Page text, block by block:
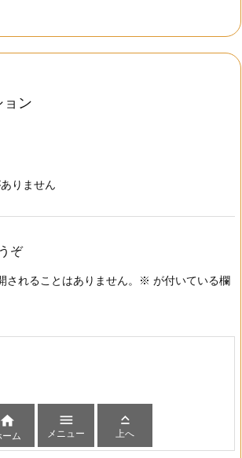
ョン
りません
ぞ
されることはありません。 ※ が付いている欄

ーム

メニュー

上へ